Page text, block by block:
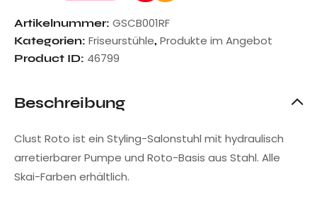
Artikelnummer: GSCB001RF
Kategorien: Friseurstühle, Produkte im Angebot
Product ID: 46799
Beschreibung
Clust Roto ist ein Styling-Salonstuhl mit hydraulisch
arretierbarer Pumpe und Roto-Basis aus Stahl. Alle
Skai-Farben erhältlich.